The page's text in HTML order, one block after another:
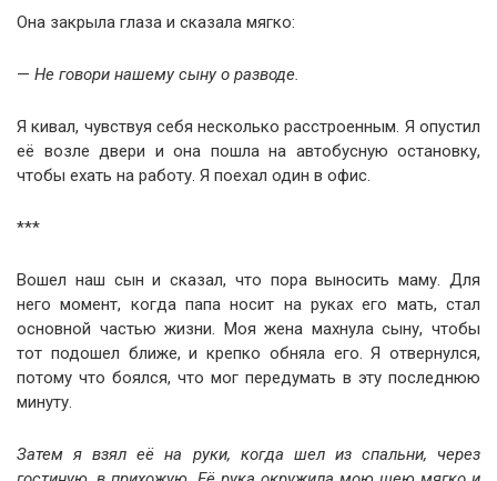
Она закрыла глаза и сказала мягко:
— Не говори нашему сыну о разводе.
Я кивал, чувствуя себя несколько расстроенным. Я опустил
её возле двери и она пошла на автобусную остановку,
чтобы ехать на работу. Я поехал один в офис.
***
Вошел наш сын и сказал, что пора выносить маму. Для
него момент, когда папа носит на руках его мать, стал
основной частью жизни. Моя жена махнула сыну, чтобы
тот подошел ближе, и крепко обняла его. Я отвернулся,
потому что боялся, что мог передумать в эту последнюю
минуту.
Затем я взял её на руки, когда шел из спальни, через